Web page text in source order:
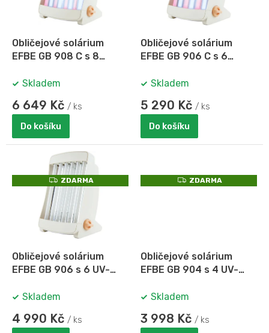
A
Obličejové solárium
EFBE GB 908 C s 8
Cosmedico
Skladem
6 649 Kč / ks
Do košíku
A
Obličejové solárium
EFBE GB 906 C s 6
Cosmedico
Skladem
5 290 Kč / ks
Do košíku
Z
D
A
R
M
A
ZDARMA
Obličejové solárium
EFBE GB 906 s 6 UV-
Skladem
4 990 Kč / ks
Z
D
ZDARMA
Obličejové solárium
EFBE GB 904 s 4 UV-
Skladem
3 998 Kč / ks